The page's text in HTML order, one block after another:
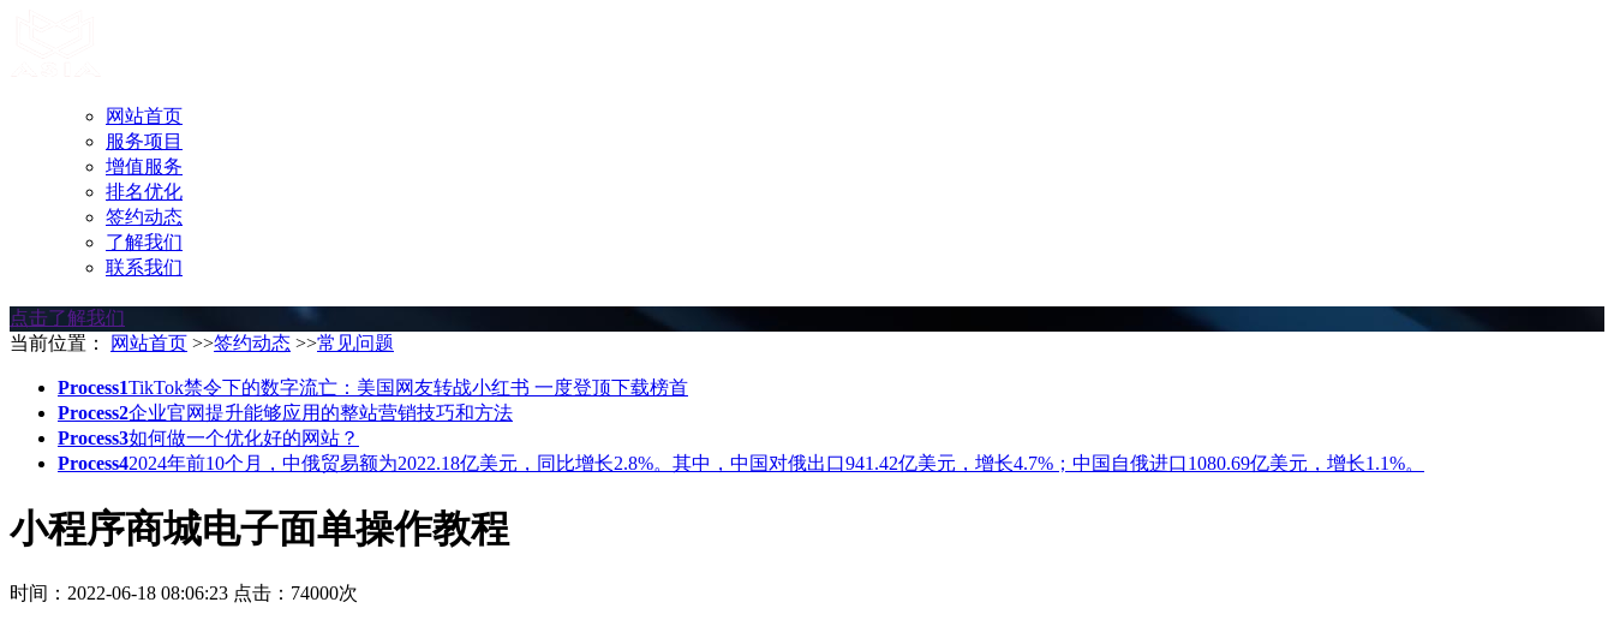
网站首页
服务项目
增值服务
排名优化
签约动态
了解我们
联系我们
点击了解我们
当前位置：
网站首页 >>签约动态 >>常见问题
Process1TikTok禁令下的数字流亡：美国网友转战小红书 一度登顶下载榜首
Process2企业官网提升能够应用的整站营销技巧和方法
Process3如何做一个优化好的网站？
Process42024年前10个月，中俄贸易额为2022.18亿美元，同比增长2.8%。其中，中国对俄出口941.42亿美元，增长4.7%；中国自俄进口1080.69亿美元，增长1.1%。
小程序商城电子面单操作教程
时间：2022-06-18 08:06:23 点击：74000次